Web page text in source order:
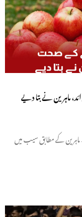
ماہرین نے بتا دیے
کے مطابق سیب میں